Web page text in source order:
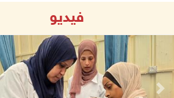
مستعمرون يقتحمون بيت فجار جنوب بيت لحم
05/آب/2026 10:19 م
فيديو
Next